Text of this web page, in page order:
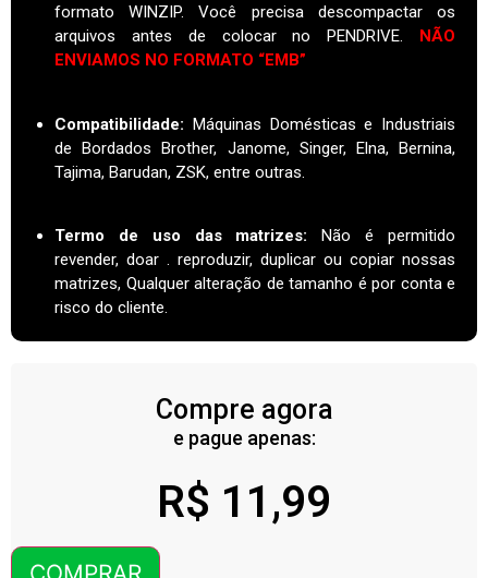
formato WINZIP. Você precisa descompactar os
arquivos antes de colocar no PENDRIVE.
NÃO
ENVIAMOS NO FORMATO “EMB”
Compatibilidade: Máquinas Domésticas e Industriais
de Bordados Brother, Janome, Singer, Elna, Bernina,
Tajima, Barudan, ZSK, entre outras.
Termo de uso das matrizes:
Não é permitido
revender, doar . reproduzir, duplicar ou copiar nossas
matrizes, Qualquer alteração de tamanho é por conta e
risco do cliente.
Compre agora
e pague apenas:
R$ 11,99